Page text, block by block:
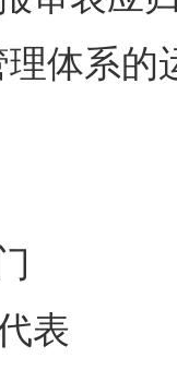
体系
表